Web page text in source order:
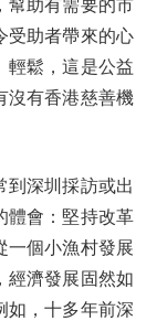
幫助有需要的市
受助者帶來的心
輕鬆，這是公益
沒有香港慈善機
深圳採訪或出
體會：堅持改革
一個小漁村發展
經濟發展固然如
如，十多年前深